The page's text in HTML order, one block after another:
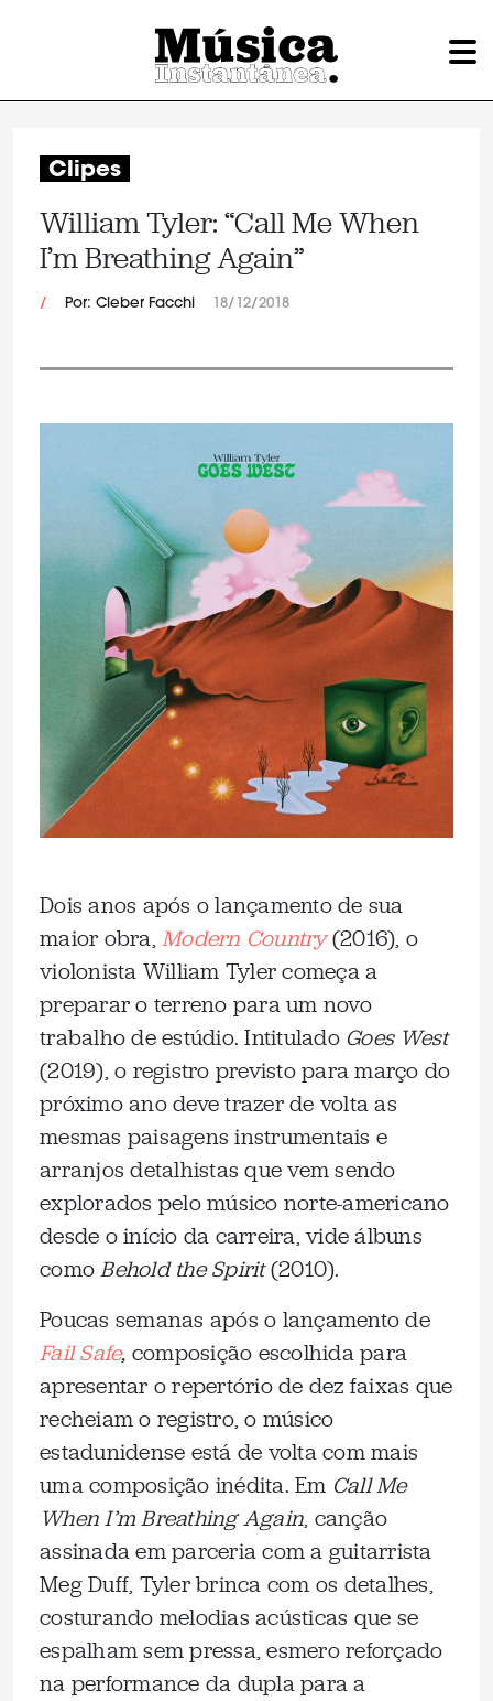
Clipes
William Tyler: “Call Me When
I’m Breathing Again”
/ Por: Cleber Facchi 18/12/2018
Dois anos após o lançamento de sua
maior obra,Modern Country(2016), o
violonista William Tyler começa a
preparar o terreno para um novo
trabalho de estúdio. Intitulado Goes West
(2019), o registro previsto para março do
próximo ano deve trazer de volta as
mesmas paisagens instrumentais e
arranjos detalhistas que vem sendo
explorados pelo músico norte-americano
desde o início da carreira, vide álbuns
comoBehold the Spirit(2010).
Poucas semanas após o lançamento de
Fail Safe, composição escolhida para
apresentar o repertório de dez faixas que
recheiam o registro, o músico
estadunidense está de volta com mais
uma composição inédita. Em Call Me
When I’m Breathing Again, canção
assinada em parceria com a guitarrista
Meg Duff, Tyler brinca com os detalhes,
costurando melodias acústicas que se
espalham sem pressa, esmero reforçado
na performance da dupla para a